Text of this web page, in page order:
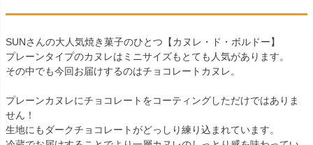
SUNさんの大人気焼き菓子のひとつ【カヌレ・ド・ボルドー】
プレーンタイプのカヌレはミニサイズもとても人気があります。
その中でも今回お届けするのはチョコレートカヌレ。
プレーンカヌレにチョコレートをコーティングしただけではありま
せん！
生地にもダークチョコレートがどっしり練り込まれています。